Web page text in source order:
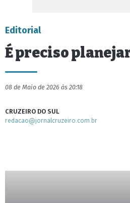
Editorial
É preciso
08 de Maio de 2026 às 20:18
CRUZEIRO DO SUL
redacao@jornalcruzeiro.com.br